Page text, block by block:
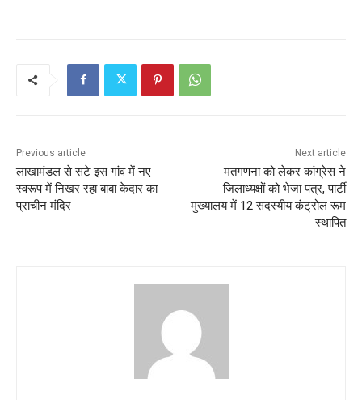
k
A
p
Previous article
लाखामंडल से सटे इस गांव में नए
स्वरूप में निखर रहा बाबा केदार का
प्राचीन मंदिर
Next article
मतगणना को लेकर कांग्रेस ने
जिलाध्यक्षों को भेजा पत्र, पार्टी
मुख्यालय में 12 सदस्यीय कंट्रोल रूम
स्थापित